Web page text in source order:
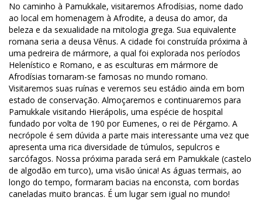
No caminho à Pamukkale, visitaremos Afrodísias, nome dado
ao local em homenagem à Afrodite, a deusa do amor, da
beleza e da sexualidade na mitologia grega. Sua equivalente
romana seria a deusa Vênus. A cidade foi construída próxima à
uma pedreira de mármore, a qual foi explorada nos períodos
Helenístico e Romano, e as esculturas em mármore de
Afrodísias tornaram-se famosas no mundo romano.
Visitaremos suas ruínas e veremos seu estádio ainda em bom
estado de conservação. Almoçaremos e continuaremos para
Pamukkale visitando Hierápolis, uma espécie de hospital
fundado por volta de 190 por Eumenes, o rei de Pérgamo. A
necrópole é sem dúvida a parte mais interessante uma vez que
apresenta uma rica diversidade de túmulos, sepulcros e
sarcófagos. Nossa próxima parada será em Pamukkale (castelo
de algodão em turco), uma visão única! As águas termais, ao
longo do tempo, formaram bacias na enconsta, com bordas
caneladas muito brancas. É um lugar sem igual no mundo!